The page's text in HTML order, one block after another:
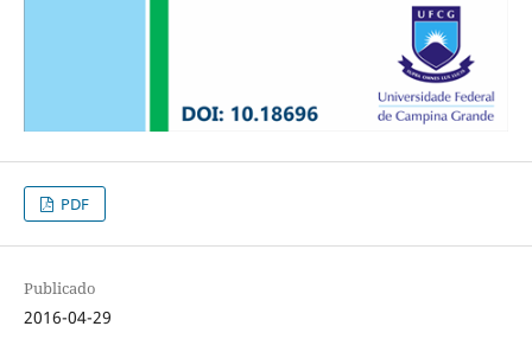
PDF
Publicado
2016-04-29